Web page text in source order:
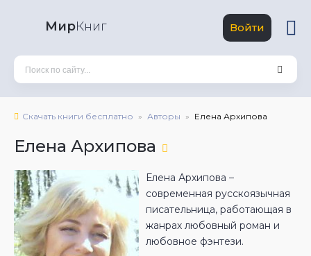
МирКниг Войти
Скачать книги бесплатно Авторы Елена Архипова
Елена Архипова
Елена Архипова –
современная русскоязычная
писательница, работающая в
жанрах любовный роман и
любовное фэнтези.